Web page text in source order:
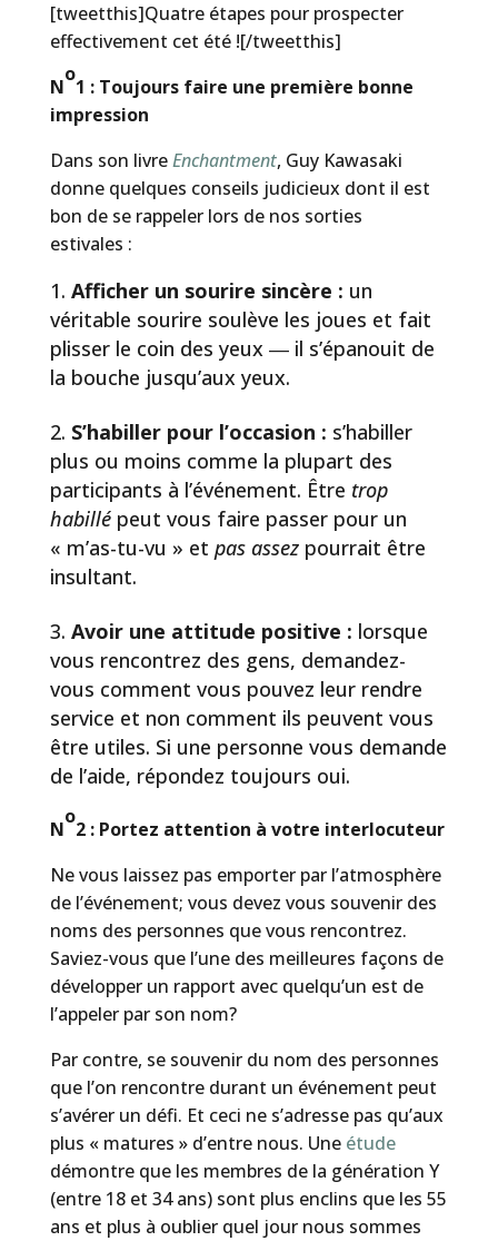
[tweetthis]Quatre étapes pour prospecter
effectivement cet été ![/tweetthis]
N
o
1 : Toujours faire une première bonne
impression
Dans son livreEnchantment, Guy Kawasaki
donne quelques conseils judicieux dont il est
bon de se rappeler lors de nos sorties
estivales :
Afficher un sourire sincère : un
véritable sourire soulève les joues et fait
plisser le coin des yeux ― il s’épanouit de
la bouche jusqu’aux yeux.
S’habiller pour l’occasion : s’habiller
plus ou moins comme la plupart des
participants à l’événement. Être trop
habillépeut vous faire passer pour un
« m’as-tu-vu » et pas assezpourrait être
insultant.
Avoir une attitude positive : lorsque
vous rencontrez des gens, demandez-
vous comment vous pouvez leur rendre
service et non comment ils peuvent vous
être utiles. Si une personne vous demande
de l’aide, répondez toujours oui.
N
o
2 : Portez attention à votre interlocuteur
Ne vous laissez pas emporter par l’atmosphère
de l’événement; vous devez vous souvenir des
noms des personnes que vous rencontrez.
Saviez-vous que l’une des meilleures façons de
développer un rapport avec quelqu’un est de
l’appeler par son nom?
Par contre, se souvenir du nom des personnes
que l’on rencontre durant un événement peut
s’avérer un défi. Et ceci ne s’adresse pas qu’aux
plus « matures » d’entre nous. Une étude
démontre que les membres de la génération Y
(entre 18 et 34 ans) sont plus enclins que les 55
ans et plus à oublier quel jour nous sommes